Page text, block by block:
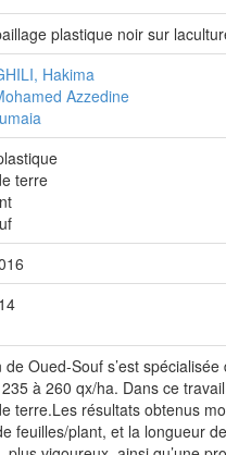
plastique noir sur
Hakima
Azzedine
terre
de Oued-Souf s’est
à 260 qx/ha. Dans ce
terre.Les résultats obtenus
feuilles/plant, et la longueur